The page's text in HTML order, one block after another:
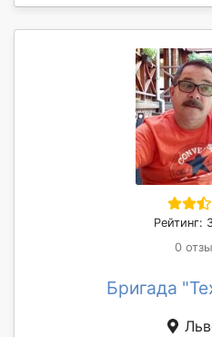
Рейтинг:
0
Бригада